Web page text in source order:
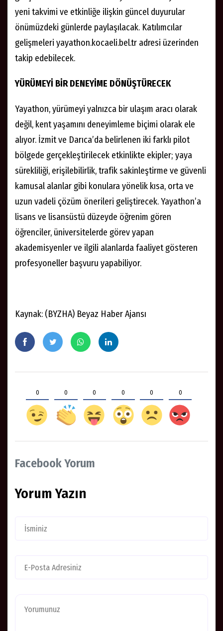
yeni takvimi ve etkinliğe ilişkin güncel duyurular
önümüzdeki günlerde paylaşılacak. Katılımcılar
gelişmeleri yayathon.kocaeli.bel.tr adresi üzerinden
takip edebilecek.
YÜRÜMEYİ BİR DENEYİME DÖNÜŞTÜRECEK
Yayathon, yürümeyi yalnızca bir ulaşım aracı olarak
değil, kent yaşamını deneyimleme biçimi olarak ele
alıyor. İzmit ve Darıca’da belirlenen iki farklı pilot
bölgede gerçekleştirilecek etkinlikte ekipler; yaya
sürekliliği, erişilebilirlik, trafik sakinleştirme ve güvenli
kamusal alanlar gibi konulara yönelik kısa, orta ve
uzun vadeli çözüm önerileri geliştirecek. Yayathon’a
lisans ve lisansüstü düzeyde öğrenim gören
öğrenciler, üniversitelerde görev yapan
akademisyenler ve ilgili alanlarda faaliyet gösteren
profesyoneller başvuru yapabiliyor.
Kaynak: (BYZHA) Beyaz Haber Ajansı
0 0 0 0 0 0
Facebook Yorum
Yorum Yazın